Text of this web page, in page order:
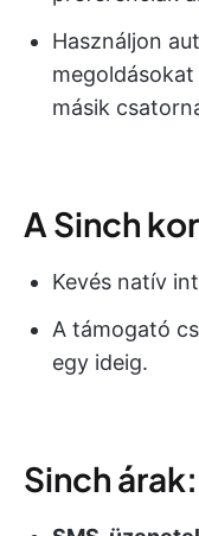
Használjon
másik
A Sinch
Kevés natív
A támogató
egy ideig.
Sinch árak: